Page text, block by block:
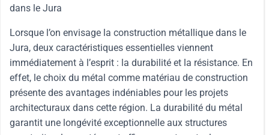
dans le Jura
Lorsque l’on envisage la construction métallique dans le
Jura, deux caractéristiques essentielles viennent
immédiatement à l’esprit : la durabilité et la résistance. En
effet, le choix du métal comme matériau de construction
présente des avantages indéniables pour les projets
architecturaux dans cette région. La durabilité du métal
garantit une longévité exceptionnelle aux structures